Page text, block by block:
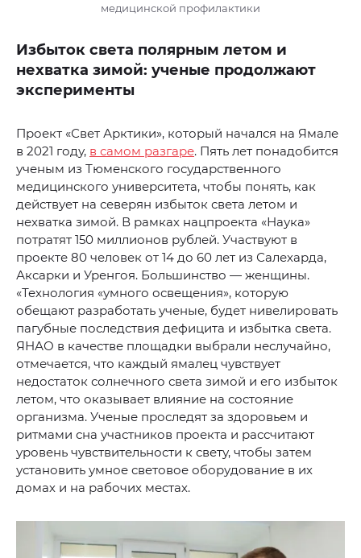
медицинской профилактики
Избыток света полярным летом и
нехватка зимой: ученые продолжают
эксперименты
Проект «Свет Арктики», который начался на Ямале
в 2021 году, в самом разгаре. Пять лет понадобится
ученым из Тюменского государственного
медицинского университета, чтобы понять, как
действует на северян избыток света летом и
нехватка зимой. В рамках нацпроекта «Наука»
потратят 150 миллионов рублей. Участвуют в
проекте 80 человек от 14 до 60 лет из Салехарда,
Аксарки и Уренгоя. Большинство — женщины.
«Технология «умного освещения», которую
обещают разработать ученые, будет нивелировать
пагубные последствия дефицита и избытка света.
ЯНАО в качестве площадки выбрали неслучайно,
отмечается, что каждый ямалец чувствует
недостаток солнечного света зимой и его избыток
летом, что оказывает влияние на состояние
организма. Ученые проследят за здоровьем и
ритмами сна участников проекта и рассчитают
уровень чувствительности к свету, чтобы затем
установить умное световое оборудование в их
домах и на рабочих местах.